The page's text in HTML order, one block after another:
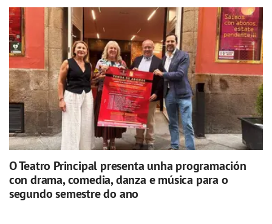
O Teatro Principal presenta unha programación
con drama, comedia, danza e música para o
segundo semestre do ano